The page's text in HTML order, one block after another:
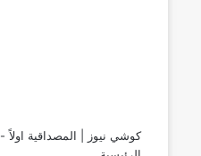
كوشي نيوز | المصداقية اولاً - 2026